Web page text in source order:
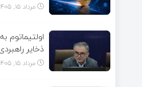
مرداد ۱۵, ۱۴۰۵
اولتیماتوم
ذخایر
مرداد ۱۵, ۱۴۰۵